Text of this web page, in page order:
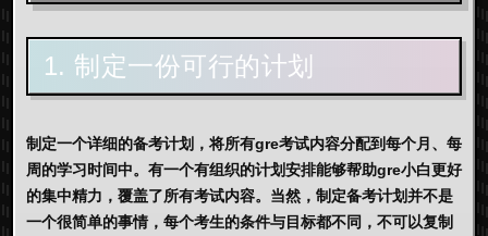
1. 制定一份可行的计划
制定一个详细的备考计划，将所有gre考试内容分配到每个月、每
周的学习时间中。有一个有组织的计划安排能够帮助gre小白更好
的集中精力，覆盖了所有考试内容。当然，制定备考计划并不是
一个很简单的事情，每个考生的条件与目标都不同，不可以复制